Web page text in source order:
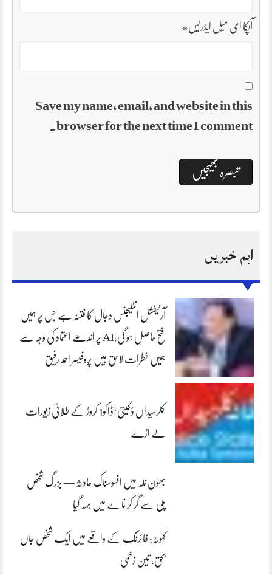
آپکا ای میل ایڈریس*
Save my name, email, and website in this
browser for the next time I comment.
اہم خبریں
آرٹیفشل انٹلیجنس دجال کا فتنہ ہے جس پر ہمیں
فتح حاصل ہو گی،AI پر اندھے اعتماد کی وجہ سے
ہمیں خطرات لاحق ہیں پروفیسر احمد رفیق
کلرسیداں ڈکیتی‘ڈاکو1 کروڑ کے طلائی زیورات
لے اڑے
بھون نلہ میں افسوسناک حادثہ — بزرگ شخص
پلی سے گر کر نالے میں بہہ گیا
کہوٹہ: فائرنگ کے واقعے میں ایک شخص جاں
بحق، تین زخمی